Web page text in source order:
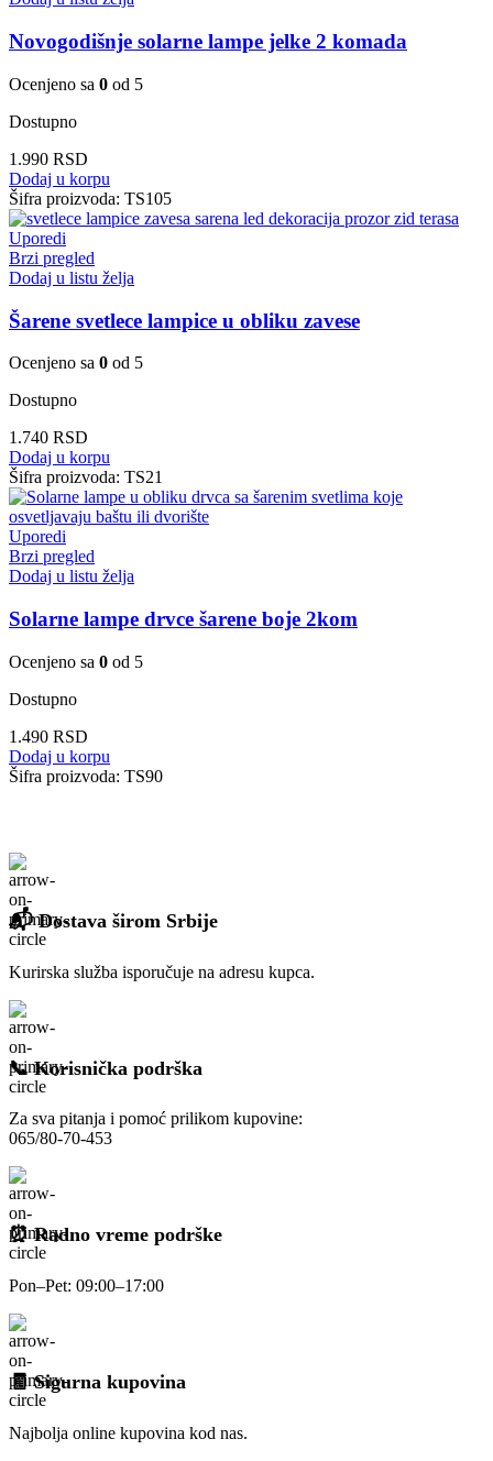
Novogodišnje solarne lampe jelke 2 komada
Ocenjeno sa 0 od 5
Dostupno
1.990 RSD
Dodaj u korpu
Šifra proizvoda: TS105
Uporedi
Brzi pregled
Dodaj u listu želja
Šarene svetlece lampice u obliku zavese
Ocenjeno sa 0 od 5
Dostupno
1.740 RSD
Dodaj u korpu
Šifra proizvoda: TS21
Uporedi
Brzi pregled
Dodaj u listu želja
Solarne lampe drvce šarene boje 2kom
Ocenjeno sa 0 od 5
Dostupno
1.490 RSD
Dodaj u korpu
Šifra proizvoda: TS90
📬 Dostava širom Srbije
Kurirska služba isporučuje na adresu kupca.
📞 Korisnička podrška
Za sva pitanja i pomoć prilikom kupovine:
065/80-70-453
⏰ Radno vreme podrške
Pon–Pet: 09:00–17:00
🧾 Sigurna kupovina
Najbolja online kupovina kod nas.